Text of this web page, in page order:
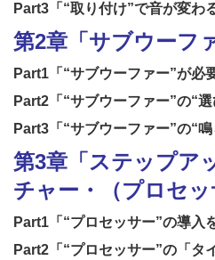
Part3 「“取り付け”で音が変わ
第2章「サブウーフ
Part1 「“サブウーファー”が必
Part2 「“サブウーファー”の“
Part3 「“サブウーファー”の“
第3章「ステップア
チャー・（プロセッ
Part1 「“プロセッサー”の導入
Part2 「“プロセッサー”の「